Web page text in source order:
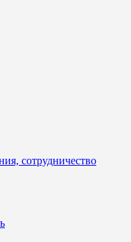
сотрудничество